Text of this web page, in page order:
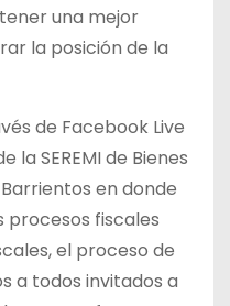
una mejor
la posición de la
de Facebook Live
SEREMI de Bienes
en donde
procesos fiscales
el proceso de
a todos invitados a